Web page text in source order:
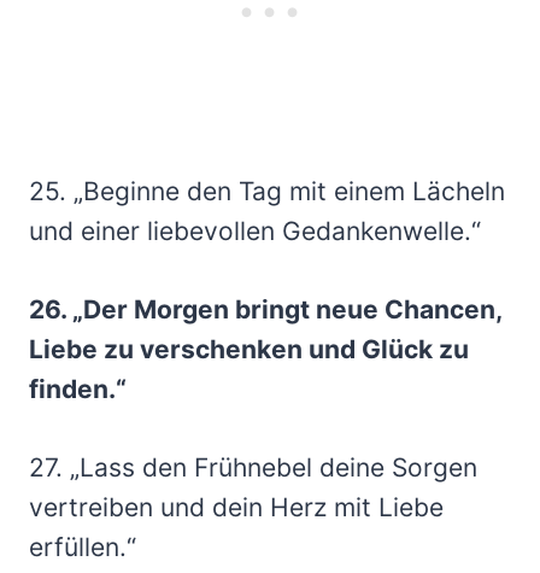
25. „Beginne den Tag mit einem Lächeln
und einer liebevollen Gedankenwelle.“
26. „Der Morgen bringt neue Chancen,
Liebe zu verschenken und Glück zu
finden.“
27. „Lass den Frühnebel deine Sorgen
vertreiben und dein Herz mit Liebe
erfüllen.“